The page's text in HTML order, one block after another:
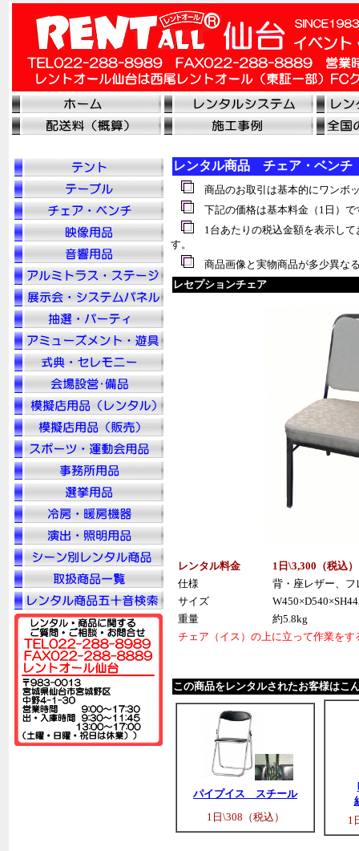
レンタル商品 チェア・ベンチ
商品のお取引は基本的にワンボ
下記の価格は基本料金（1日）で
1台あたりの税込金額を表示し
す。
商品画像と実物商品が多少異な
レセプションチェア
レンタル料金 1日\3,300（税込
仕様
背・座レザー、
サイズ
重量
約5.8kg
チェア（イス）の上に立って作業を
この商品をレンタルされたお客様はこ
パイプイス スチール
1日\308（税込）
1